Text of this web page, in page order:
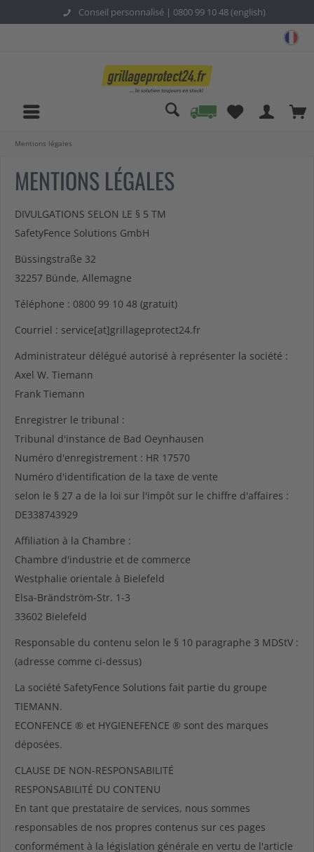
Conseil personnalisé | 0800 99 10 48 (english)
Mentions légales
MENTIONS LÉGALES
DIVULGATIONS SELON LE § 5 TM
SafetyFence Solutions GmbH
Büssingstraße 32
32257 Bünde, Allemagne
Téléphone : 0800 99 10 48 (gratuit)
Courriel : service[at]grillageprotect24.fr
Administrateur délégué autorisé à représenter la société :
Axel W. Tiemann
Frank Tiemann
Enregistrer le tribunal :
Tribunal d'instance de Bad Oeynhausen
Numéro d'enregistrement : HR 17570
Numéro d'identification de la taxe de vente
selon le § 27 a de la loi sur l'impôt sur le chiffre d'affaires :
DE338743929
Affiliation à la Chambre :
Chambre d'industrie et de commerce
Westphalie orientale à Bielefeld
Elsa-Brändström-Str. 1-3
33602 Bielefeld
Responsable du contenu selon le § 10 paragraphe 3 MDStV :
(adresse comme ci-dessus)
La société SafetyFence Solutions fait partie du groupe
TIEMANN.
ECONFENCE ® et HYGIENEFENCE ® sont des marques
déposées.
CLAUSE DE NON-RESPONSABILITÉ
RESPONSABILITÉ DU CONTENU
En tant que prestataire de services, nous sommes
responsables de nos propres contenus sur ces pages
conformément à la législation générale en vertu de l'article